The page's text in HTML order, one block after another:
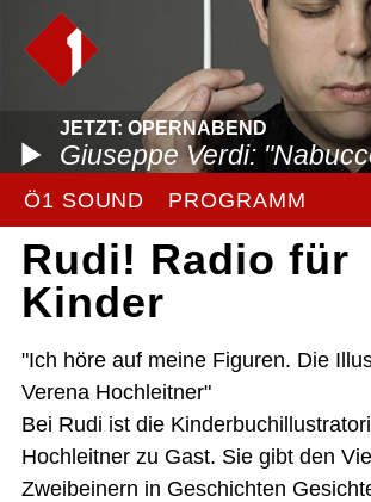
JETZT: OPERNABEND
Giuseppe Verdi:
Ö1 SOUND PROGRAMM
Rudi! Radio für
Kinder
"Ich höre auf meine Figuren. Die
Verena Hochleitner"
Bei Rudi ist die
Hochleitner zu Gast. Sie gibt den
Zweibeinern in Geschichten